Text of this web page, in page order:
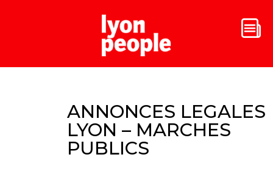
ANNONCES LEGALES
LYON – MARCHES
PUBLICS